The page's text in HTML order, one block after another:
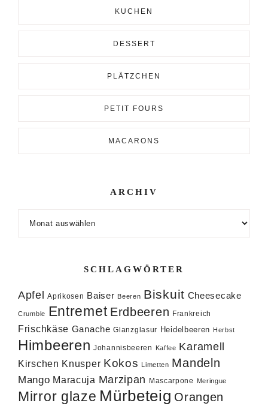
KUCHEN
DESSERT
PLÄTZCHEN
PETIT FOURS
MACARONS
ARCHIV
SCHLAGWÖRTER
Apfel Aprikosen Baiser Beeren Biskuit Cheesecake
Crumble Entremet Erdbeeren Frankreich
Frischkäse Ganache Glanzglasur Heidelbeeren Herbst
Himbeeren Johannisbeeren Kaffee Karamell
Kirschen Knusper Kokos Limetten Mandeln
Mango Maracuja Marzipan Mascarpone Meringue
Mirror glaze Mürbeteig Orangen